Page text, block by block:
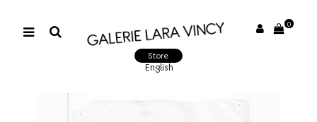
0
Store
English